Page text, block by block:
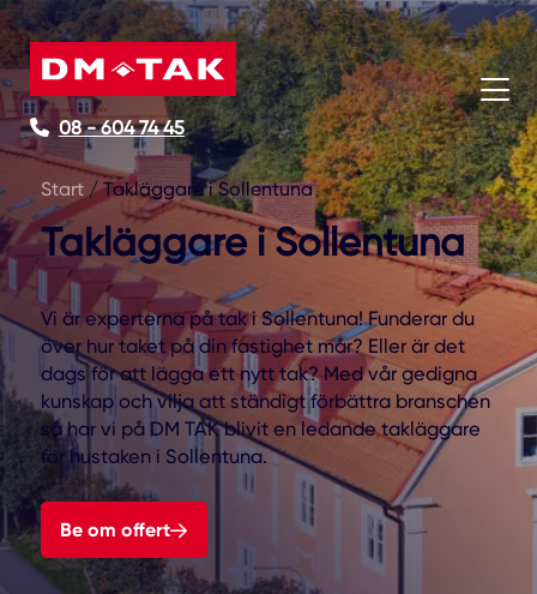
08 - 604 74 45
Start / Takläggare i Sollentuna
Takläggare i Sollentuna
Vi är experterna på tak i Sollentuna! Funderar du
över hur taket på din fastighet mår? Eller är det
dags för att lägga ett nytt tak? Med vår gedigna
kunskap och vilja att ständigt förbättra branschen
så har vi på DM TAK blivit en ledande takläggare
för hustaken i Sollentuna.
Be om offert